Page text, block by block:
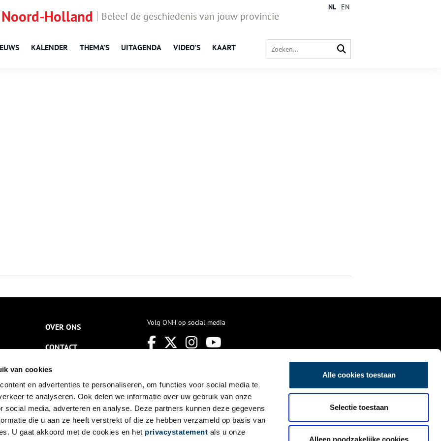
van cookies
en advertenties te personaliseren, om functies voor social media te
te analyseren. Ook delen we informatie over uw gebruik van onze
social media, adverteren en analyse. Deze partners kunnen deze gegevens
die u aan ze heeft verstrekt of die ze hebben verzameld op basis van
U gaat akkoord met de cookies en het privacystatement als u onze
Alle cookies toestaan
Selectie toestaan
Alleen noodzakelijke cookies
Holland Beleef de geschiedenis van jouw provincie
KALENDER THEMA’S UITAGENDA VIDEO’S KAART
NL EN
OVER ONS
CONTACT
NIEUWSBRIEF
DISCLAIMER
PRIVACY
TOEGANKELIJKHEID
Volg ONH op social media